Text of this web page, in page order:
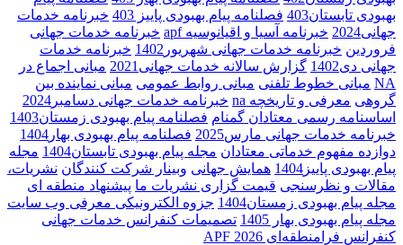
بهبودی تابستان403
فصلنامه پیام بهبودی پاییز 403
خبرنامه خدمات
جهانی2024
خبرنامه آسیا و اقیانوسیه apf
خبرنامه خدمات جهانی
فروردین خبرنامه خدمات جهانی شهریور1402
خبرنامه خدمات
جهانی دی1402
گزارش سالانه خدمات جهانی2021
مبانی اجماع در
NA مبانی خطوط تلفنی مبانی روابط عمومی مبانی نماینده بین
گروهی معرفی و تاریخچه na
خبرنامه خدمات جهانی دسامبر2024
اساسنامه رسمی معتادان گمنام فصلنامه پیام بهبودی زمستان1403
خبرنامه خدمات جهانی مارس2025
فصلنامه پیام بهبودی بهار1404
دوازده مفهوم خدماتی معتادان مجله پیام بهبودی تابستان1404
مجله
پیام بهبودی پاییز1404
همایش جهانی وبینار شرکت کنندگان نشریات،
مقالات و نظرسنجی قیمت گزاری نشریات ما پیشنهاد منطقه ای
مجله پیام بهبودی زمستان1404
جزوه الکترونیکی معرفی وب سایت
مجله پیام بهبودی بهار 1405
تصمیمات کنفرانس خدمات جهانی
کنفرانس فرا‌منطقه‌ای APF 2026